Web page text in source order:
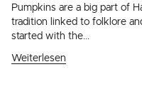
Pumpkins are a big part of
tradition linked to folklore
started with the...
Weiterlesen